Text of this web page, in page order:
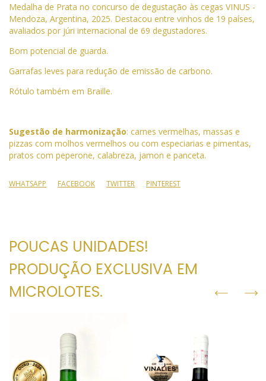
Medalha de Prata no concurso de degustação às cegas VINUS -
Mendoza, Argentina, 2025. Destacou entre vinhos de 19 países,
avaliados por júri internacional de 69 degustadores.
Bom potencial de guarda.
Garrafas leves para redução de emissão de carbono.
Rótulo também em Braille.
Sugestão de harmonização: carnes vermelhas, massas e
pizzas com molhos vermelhos ou com especiarias e pimentas,
pratos com peperone, calabreza, jamon e panceta.
WHATSAPP FACEBOOK TWITTER PINTEREST
POUCAS UNIDADES!
PRODUÇÃO EXCLUSIVA EM
MICROLOTES.